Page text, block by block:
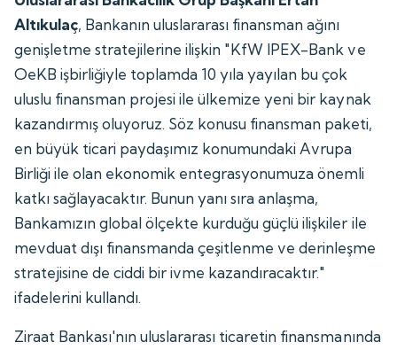
Altıkulaç, Bankanın uluslararası finansman ağını
genişletme stratejilerine ilişkin "KfW IPEX-Bank ve
OeKB işbirliğiyle toplamda 10 yıla yayılan bu çok
uluslu finansman projesi ile ülkemize yeni bir kaynak
kazandırmış oluyoruz. Söz konusu finansman paketi,
en büyük ticari paydaşımız konumundaki Avrupa
Birliği ile olan ekonomik entegrasyonumuza önemli
katkı sağlayacaktır. Bunun yanı sıra anlaşma,
Bankamızın global ölçekte kurduğu güçlü ilişkiler ile
mevduat dışı finansmanda çeşitlenme ve derinleşme
stratejisine de ciddi bir ivme kazandıracaktır."
ifadelerini kullandı.
Ziraat Bankası'nın uluslararası ticaretin finansmanında